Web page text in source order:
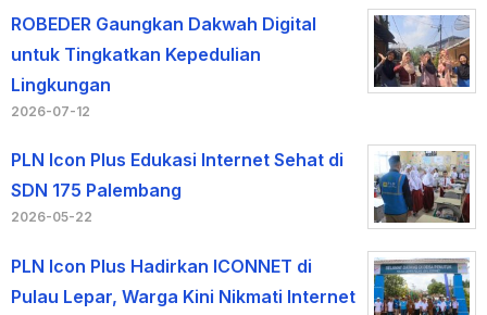
ROBEDER Gaungkan Dakwah Digital
untuk Tingkatkan Kepedulian
Lingkungan
2026-07-12
PLN Icon Plus Edukasi Internet Sehat di
SDN 175 Palembang
2026-05-22
PLN Icon Plus Hadirkan ICONNET di
Pulau Lepar, Warga Kini Nikmati Internet